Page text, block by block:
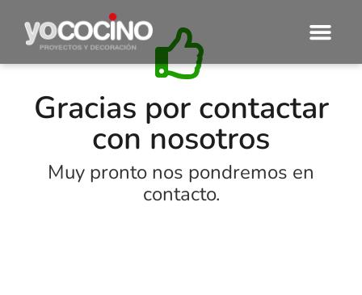
Gracias por contactar
con nosotros
Muy pronto nos pondremos en
contacto.